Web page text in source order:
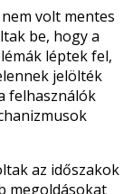
volt mentes
be, hogy a
léptek fel,
jelölték
felhasználók
az időszakok
megoldásokat